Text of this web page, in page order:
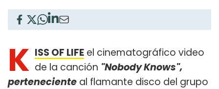
K ISS OF LIFE el cinematográfico video
de la canción "Nobody Knows",
perteneciente al flamante disco del grupo